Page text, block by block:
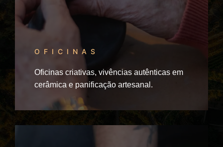
OFICINAS
Oficinas criativas, vivências autênticas em
cerâmica e panificação artesanal.